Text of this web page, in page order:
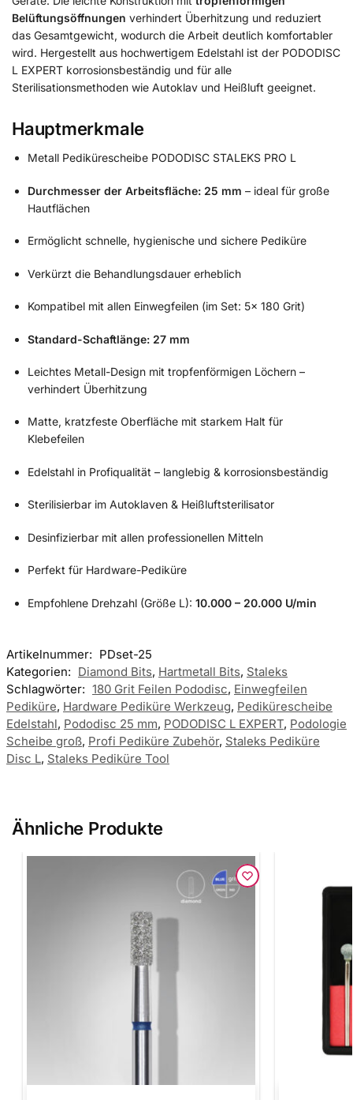
Belüftungsöffnungen verhindert Überhitzung und reduziert
das Gesamtgewicht, wodurch die Arbeit deutlich komfortabler
wird. Hergestellt aus hochwertigem Edelstahl ist der PODODISC
L EXPERT korrosionsbeständig und für alle
Sterilisationsmethoden wie Autoklav und Heißluft geeignet.
Hauptmerkmale
Metall Pedikürescheibe PODODISC STALEKS PRO L
Durchmesser der Arbeitsfläche: 25 mm – ideal für große
Hautflächen
Ermöglicht schnelle, hygienische und sichere Pediküre
Verkürzt die Behandlungsdauer erheblich
Kompatibel mit allen Einwegfeilen (im Set: 5x 180 Grit)
Standard-Schaftlänge: 27 mm
Leichtes Metall-Design mit tropfenförmigen Löchern –
verhindert Überhitzung
Matte, kratzfeste Oberfläche mit starkem Halt für
Klebefeilen
Edelstahl in Profiqualität – langlebig & korrosionsbeständig
Sterilisierbar im Autoklaven & Heißluftsterilisator
Desinfizierbar mit allen professionellen Mitteln
Perfekt für Hardware-Pediküre
Empfohlene Drehzahl (Größe L): 10.000 – 20.000 U/min
Artikelnummer: PDset-25
Kategorien: Diamond Bits, Hartmetall Bits, Staleks
Schlagwörter: 180 Grit Feilen Pododisc, Einwegfeilen
Pediküre, Hardware Pediküre Werkzeug, Pedikürescheibe
Edelstahl, Pododisc 25 mm, PODODISC L EXPERT, Podologie
Scheibe groß, Profi Pediküre Zubehör, Staleks Pediküre
Disc L, Staleks Pediküre Tool
Ähnliche Produkte